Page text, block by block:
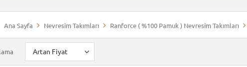
Ana Sayfa Nevresim Takımları Ranforce ( %100 Pamuk ) Nevresim Takımları